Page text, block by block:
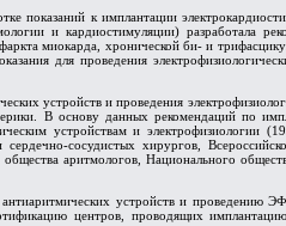
показаний к имплантации
и кардиостимуляции) разработала
миокарда, хронической би- и
для проведения
устройств и проведения
В основу данных рекомендаций по
устройствам и электрофизиологии
сосудистых хирургов,
аритмологов, Национального
устройств и проведению
центров, проводящих